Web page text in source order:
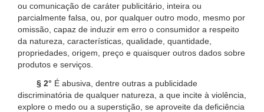
ou comunicação de caráter publicitário, inteira ou
parcialmente falsa, ou, por qualquer outro modo, mesmo por
omissão, capaz de induzir em erro o consumidor a respeito
da natureza, características, qualidade, quantidade,
propriedades, origem, preço e quaisquer outros dados sobre
produtos e serviços.
§ 2° É abusiva, dentre outras a publicidade
discriminatória de qualquer natureza, a que incite à violência,
explore o medo ou a superstição, se aproveite da deficiência